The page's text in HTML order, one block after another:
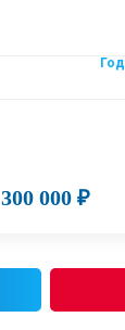
300 000 ₽